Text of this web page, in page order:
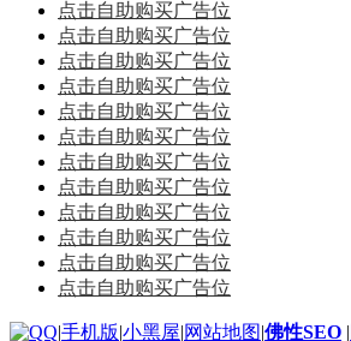
点击自助购买广告位
点击自助购买广告位
点击自助购买广告位
点击自助购买广告位
点击自助购买广告位
点击自助购买广告位
点击自助购买广告位
点击自助购买广告位
点击自助购买广告位
点击自助购买广告位
点击自助购买广告位
点击自助购买广告位
|手机版|小黑屋|网站地图|佛性SEO |